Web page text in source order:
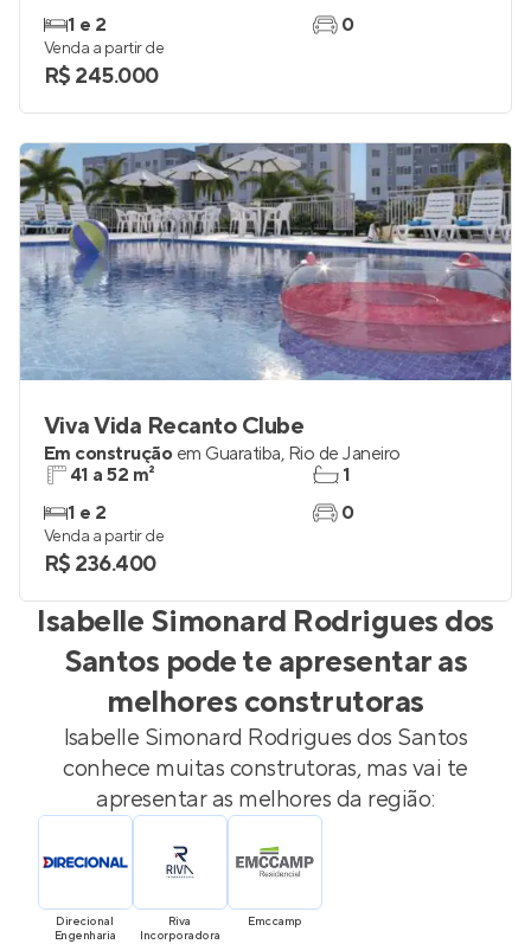
1 e 2
0
Venda a partir de
R$ 245.000
Viva Vida Recanto Clube
Em construção em Guaratiba, Rio de Janeiro
41 a 52 m²
1 e 2
1
0
Venda a partir de
R$ 236.400
Isabelle Simonard Rodrigues dos
Santos pode te apresentar as
melhores construtoras
Isabelle Simonard Rodrigues dos Santos
conhece muitas construtoras, mas vai te
apresentar as melhores da região:
Direcional
Engenharia
Riva
Incorporadora
Emccamp